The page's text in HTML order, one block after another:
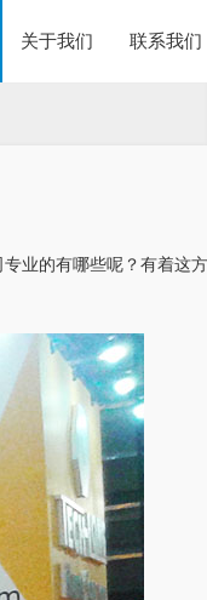
关于我们 联系我们
专业的有哪些呢？有着这